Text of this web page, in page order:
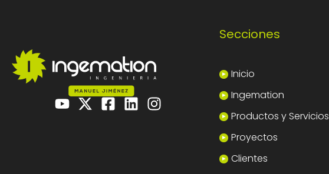
Secciones
Inicio
Ingemation
Productos y Servicios
Proyectos
Clientes